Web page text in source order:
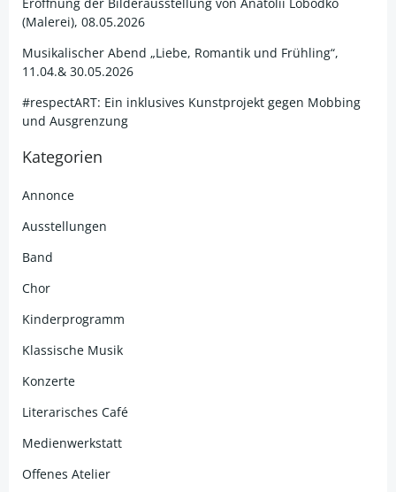
(Malerei), 08.05.2026
Musikalischer Abend „Liebe, Romantik und Frühling“,
11.04.& 30.05.2026
#respectART: Ein inklusives Kunstprojekt gegen Mobbing
und Ausgrenzung
Kategorien
Annonce
Ausstellungen
Band
Chor
Kinderprogramm
Klassische Musik
Konzerte
Literarisches Café
Medienwerkstatt
Offenes Atelier